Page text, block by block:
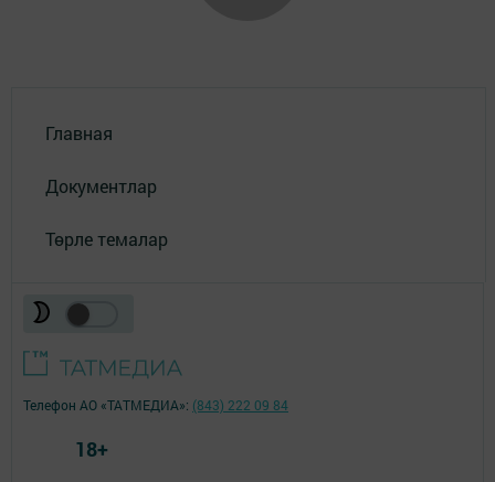
Главная
Документлар
Төрле темалар
Телефон АО «ТАТМЕДИА»: (843) 222 09 84
18+